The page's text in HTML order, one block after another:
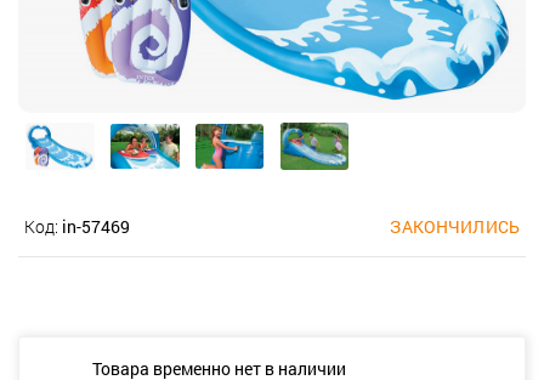
Код: in-57469 ЗАКОНЧИЛИСЬ
Товара временно нет в наличии